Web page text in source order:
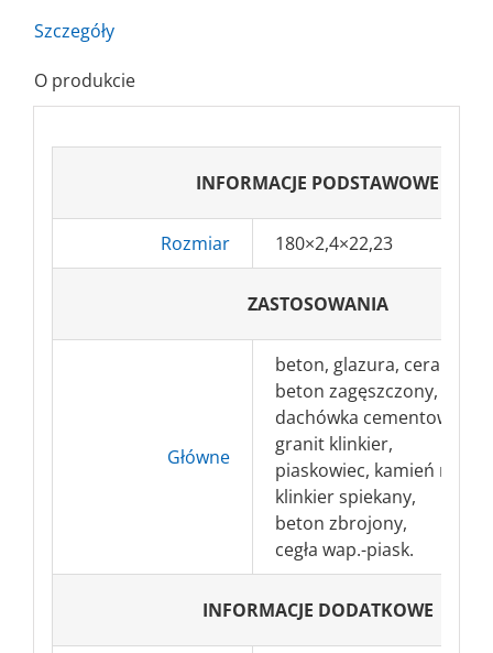
Szczegóły
O produkcie
INFORMACJE PODSTAWOWE
Rozmiar 180×2,4×22,23
ZASTOSOWANIA
Główne
beton, glazura, ceramika,
beton zagęszczony,
dachówka cementowa,
granit klinkier,
piaskowiec, kamień
klinkier spiekany,
beton zbrojony,
cegła wap.-piask.
INFORMACJE DODATKOWE